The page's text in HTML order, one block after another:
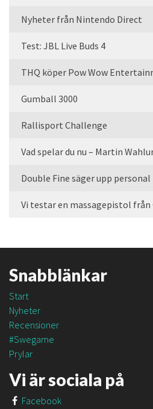
Nyheter från Nintendo Direct
Test: JBL Live Buds 4
THQ köper Pow Wow
Gumball 3000
Rallisport Challenge
Vad spelar du nu – Martin
Double Fine säger upp personal
Vi testar en massagepistol från
Snabblänkar
Start
Nyheter
Recensioner
#Swegame
Prylar
Vi är sociala på
Facebook